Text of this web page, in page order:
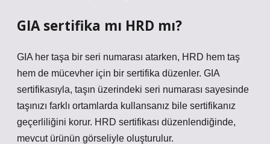
GIA sertifika mı HRD mı?
GIA her taşa bir seri numarası atarken, HRD hem taş
hem de mücevher için bir sertifika düzenler. GIA
sertifikasıyla, taşın üzerindeki seri numarası sayesinde
taşınızı farklı ortamlarda kullansanız bile sertifikanız
geçerliliğini korur. HRD sertifikası düzenlendiğinde,
mevcut ürünün görseliyle oluşturulur.